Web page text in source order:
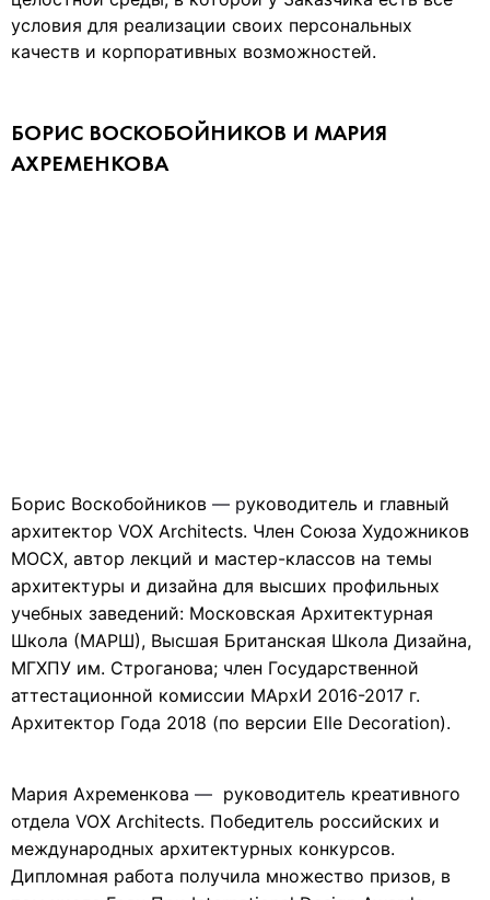
условия для реализации своих персональных
качеств и корпоративных возможностей.
БОРИС ВОСКОБОЙНИКОВ И МАРИЯ
АХРЕМЕНКОВА
Борис Воскобойников — руководитель и главный
архитектор VOX Architects. Член Союза Художников
МОСХ, автор лекций и мастер-классов на темы
архитектуры и дизайна для высших профильных
учебных заведений: Московская Архитектурная
Школа (МАРШ), Высшая Британская Школа Дизайна,
МГХПУ им. Строганова; член Государственной
аттестационной комиссии МАрхИ 2016-2017 г.
Архитектор Года 2018 (по версии Elle Decoration).
Мария Ахременкова — руководитель креативного
отдела VOX Architects. Победитель российских и
международных архитектурных конкурсов.
Дипломная работа получила множество призов, в